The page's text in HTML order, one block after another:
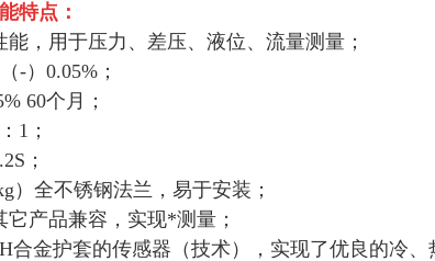
特点：
能，用于压力、差压、液位、流量测量；
-）0.05%；
60个月；
1；
；
）全不锈钢法兰，易于安装；
产品兼容，实现*测量；
合金护套的传感器（技术），实现了优良的冷、